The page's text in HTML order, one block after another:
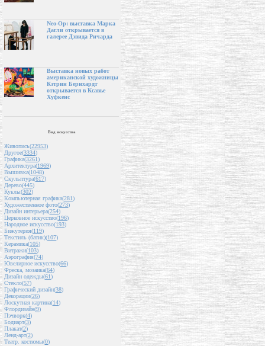
Neo-Op: выставка Марка
Дагли открывается в
галерее Дэвида Ричарда
Выставка новых работ
американской художницы
Кэтрин Бернхардт
открывается в Ксавье
Хуфкенс
Вид искусства
Живопись(22953)
Другое(3334)
Графика(3261)
Архитектура(1969)
Вышивка(1048)
Скульптура(617)
Дерево(445)
Куклы(302)
Компьютерная графика(281)
Художественное фото(273)
Дизайн интерьера(254)
Церковное искусство(196)
Народное искусство(193)
Бижутерия(119)
Текстиль (батик)(107)
Керамика(105)
Витражи(103)
Аэрография(74)
Ювелирное искусство(66)
Фреска, мозаика(64)
Дизайн одежды(61)
Стекло(57)
Графический дизайн(38)
Декорации(26)
Лоскутная картина(14)
Флордизайн(9)
Пэчворк(4)
Бодиарт(3)
Плакат(2)
Ленд-арт(2)
Театр. костюмы(0)